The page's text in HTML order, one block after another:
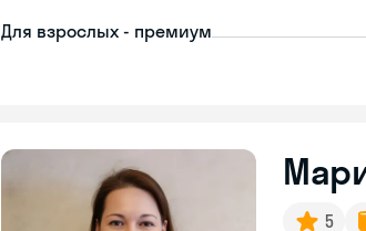
Для взрослых - премиум
5